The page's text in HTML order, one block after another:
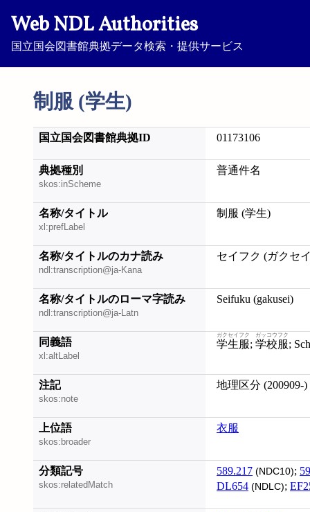
Web NDL Authorities
国立国会図書館典拠データ検索・提供サービス
制服 (学生)
国立国会図書館典拠ID 01173106
典拠種別
skos:inScheme
普通件名
名称/タイトル
xl:prefLabel
制服 (学生)
名称/タイトルのカナ読み
ndl:transcription@ja-Kana
セイフク (ガクセ
名称/タイトルのローマ字読み
ndl:transcription@ja-Latn
Seifuku (gakusei)
同義語
xl:altLabel
学生服
ガクセイフク
; 学校服
ガッコウフク
;
注記
skos:note
地理区分 (200909-)
上位語
skos:broader
衣服
分類記号
skos:relatedMatch
589.217 (NDC10);
DL654 (NDLC);